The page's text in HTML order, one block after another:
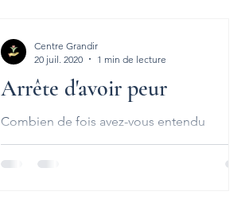
Arrête d'avoir peur
Combien de fois avez-vous entendu
pour rien, que vous exagériez ? Or, votre
Centre Grandir
20 juil. 2020
1 min de lecture